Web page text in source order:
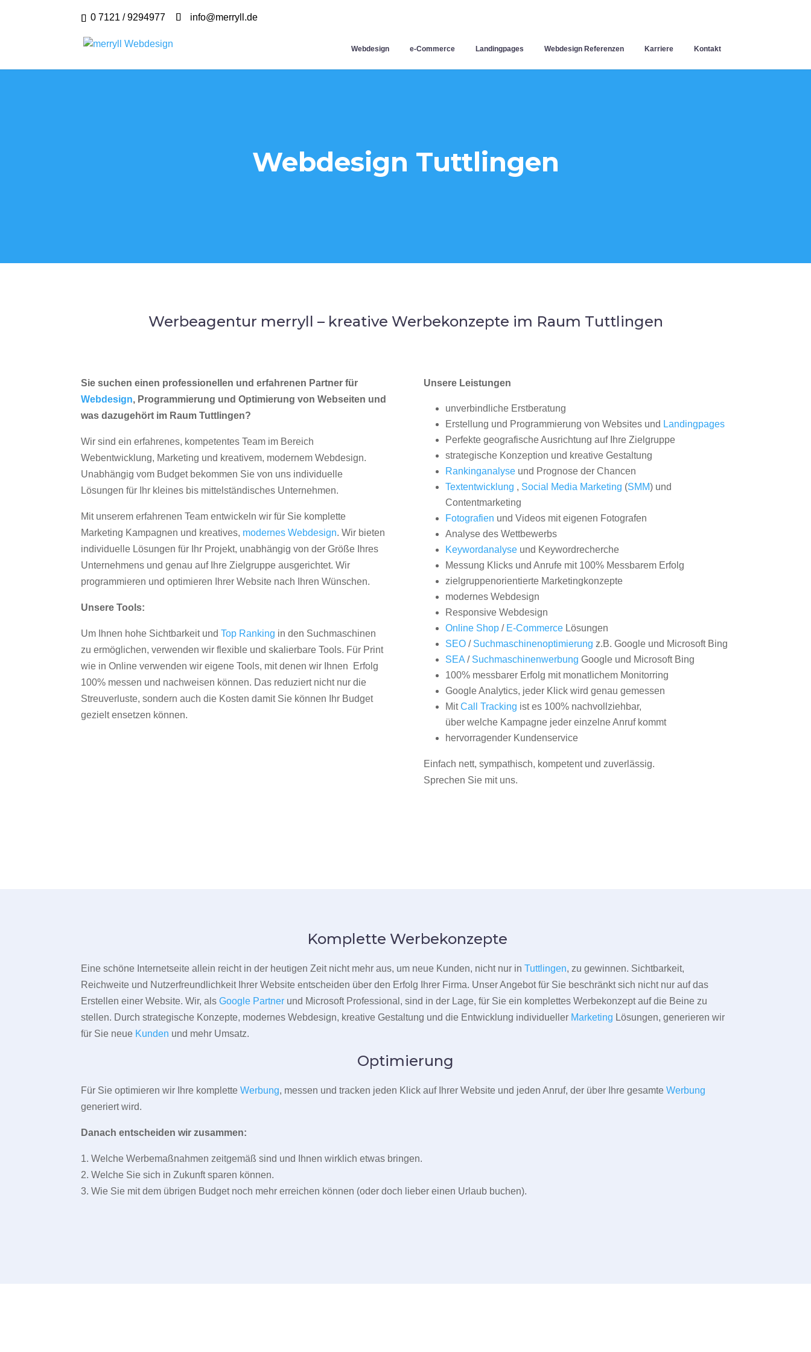
0 7121 / 9294977 info@merryll.de
Webdesign e-Commerce Landingpages Webdesign Referenzen Karriere Kontakt
Webdesign Tuttlingen
Werbeagentur merryll – kreative Werbekonzepte im Raum Tuttlingen
Sie suchen einen professionellen und erfahrenen Partner für
Webdesign, Programmierung und Optimierung von Webseiten und
was dazugehört im Raum Tuttlingen?
Wir sind ein erfahrenes, kompetentes Team im Bereich
Webentwicklung, Marketing und kreativem, modernem Webdesign.
Unabhängig vom Budget bekommen Sie von uns individuelle
Lösungen für Ihr kleines bis mittelständisches Unternehmen.
Mit unserem erfahrenen Team entwickeln wir für Sie komplette
Marketing Kampagnen und kreatives, modernes Webdesign. Wir bieten
individuelle Lösungen für Ihr Projekt, unabhängig von der Größe Ihres
Unternehmens und genau auf Ihre Zielgruppe ausgerichtet. Wir
programmieren und optimieren Ihrer Website nach Ihren Wünschen.
Unsere Tools:
Um Ihnen hohe Sichtbarkeit undTop Ranking in den Suchmaschinen
zu ermöglichen, verwenden wir flexible und skalierbare Tools. Für Print
wie in Online verwenden wir eigene Tools, mit denen wir Ihnen Erfolg
100% messen und nachweisen können. Das reduziert nicht nur die
Streuverluste, sondern auch die Kosten damit Sie können Ihr Budget
gezielt ensetzen können.
Unsere Leistungen
unverbindliche Erstberatung
Erstellung und Programmierung von Websites und Landingpages
Perfekte geografische Ausrichtung auf Ihre Zielgruppe
strategische Konzeption und kreative Gestaltung
Rankinganalyseund Prognose der Chancen
Textentwicklung , Social Media Marketing (SMM) und
Contentmarketing
Fotografien und Videos mit eigenen Fotografen
Analyse des Wettbewerbs
Keywordanalyseund Keywordrecherche
Messung Klicks und Anrufe mit 100% Messbarem Erfolg
zielgruppenorientierte Marketingkonzepte
modernes Webdesign
Responsive Webdesign
Online Shop/ E-CommerceLösungen
SEO/ Suchmaschinenoptimierung z.B. Google und Microsoft Bing
SEA/ Suchmaschinenwerbung Google und Microsoft Bing
100% messbarer Erfolg mit monatlichem Monitorring
Google Analytics, jeder Klick wird genau gemessen
MitCall Tracking ist es 100% nachvollziehbar,
über welche Kampagne jeder einzelne Anruf kommt
hervorragender Kundenservice
Einfach nett, sympathisch, kompetent und zuverlässig.
Sprechen Sie mit uns.
Komplette Werbekonzepte
Eine schöne Internetseite allein reicht in der heutigen Zeit nicht mehr aus, um neue Kunden, nicht nur inTuttlingen, zu gewinnen. Sichtbarkeit,
Reichweite und Nutzerfreundlichkeit Ihrer Website entscheiden über den Erfolg Ihrer Firma. Unser Angebot für Sie beschränkt sich nicht nur auf das
Erstellen einer Website. Wir, alsGoogle Partner und Microsoft Professional, sind in der Lage, für Sie ein komplettes Werbekonzept auf die Beine zu
stellen. Durch strategische Konzepte, modernes Webdesign, kreative Gestaltung und die Entwicklung individueller Marketing Lösungen, generieren wir
für Sie neue Kunden und mehr Umsatz.
Optimierung
Für Sie optimieren wir Ihre kompletteWerbung, messen und tracken jeden Klick auf Ihrer Website und jeden Anruf, der über Ihre gesamteWerbung
generiert wird.
Danach entscheiden wir zusammen:
1. Welche Werbemaßnahmen zeitgemäß sind und Ihnen wirklich etwas bringen.
2. Welche Sie sich in Zukunft sparen können.
3. Wie Sie mit dem übrigen Budget noch mehr erreichen können (oder doch lieber einen Urlaub buchen).